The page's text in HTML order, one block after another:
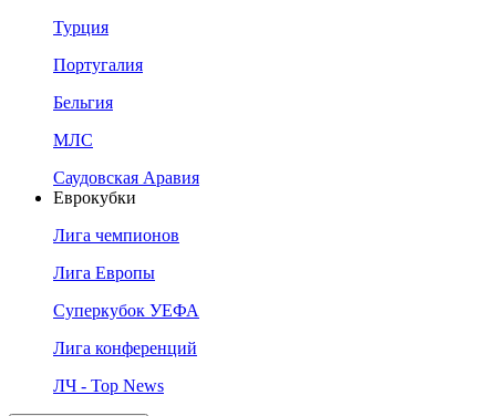
Турция
Португалия
Бельгия
МЛС
Саудовская Аравия
Еврокубки
Лига чемпионов
Лига Европы
Суперкубок УЕФА
Лига конференций
ЛЧ - Top News